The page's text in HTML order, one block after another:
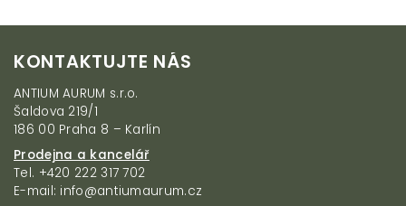
d
KONTAKTUJTE NÁS
ANTIUM AURUM s.r.o.
Šaldova 219/1
186 00 Praha 8 – Karlín
Prodejna a kancelář
Tel. +420 222 317 702
E-mail: info@antiumaurum.cz